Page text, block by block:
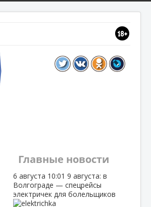
Главные новости
6 августа 10:01 9 августа: в
Волгограде — спецрейсы
электричек для болельщиков